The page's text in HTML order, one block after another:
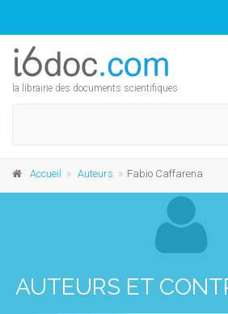
la librairie des documents scientifiques
Accueil Auteurs Fabio Caffarena
AUTEURS ET